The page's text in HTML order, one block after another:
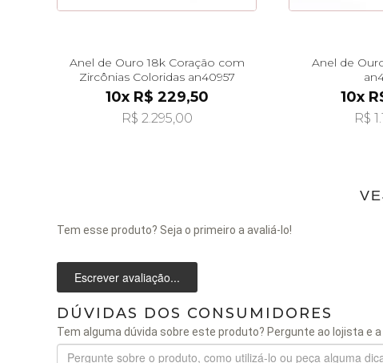
Anel de Ouro 18k Coração com
Zircônias Coloridas an40957
10x R$ 229,50
R$ 2.295,00
Anel de
10x
R$
Tem esse produto? Seja o primeiro a avaliá-lo!
Escrever avaliação...
DÚVIDAS DOS CONSUMIDORES
Tem alguma dúvida sobre este produto? Pergunte ao lojista e